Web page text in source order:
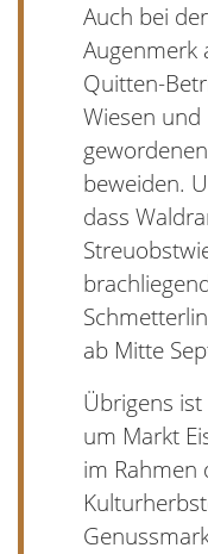
Auch bei
Augenmerk
Quitten-
Wiesen
beweiden.
dass
ab Mitte
Übrigens ist
um Markt
im Rahmen